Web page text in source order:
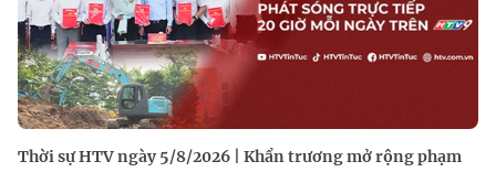
Thời sự HTV ngày 5/8/2026 | Khẩn trương mở rộng phạm